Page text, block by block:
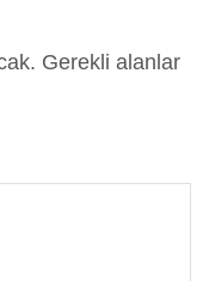
Gerekli alanlar